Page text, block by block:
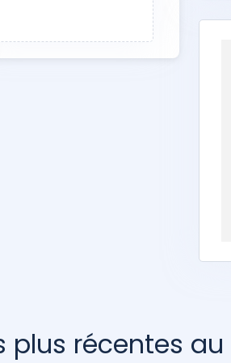
plus récentes